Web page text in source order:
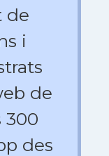
de
i
de
300
des